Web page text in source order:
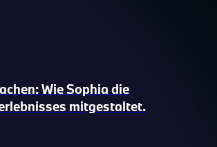
Wie Sophia die
mitgestaltet.